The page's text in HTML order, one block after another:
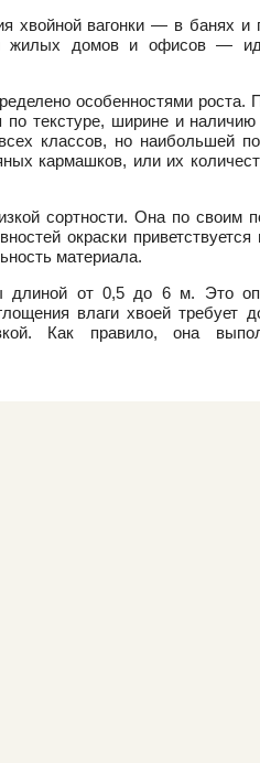
хвойной вагонки — в банях и
жилых домов и офисов —
особенностями роста.
текстуре, ширине и
классов, но наибольшей
кармашков, или их
сортности. Она по своим
окраски
материала.
длиной от 0,5 до 6 м. Это
влаги хвоей требует
Как правило, она